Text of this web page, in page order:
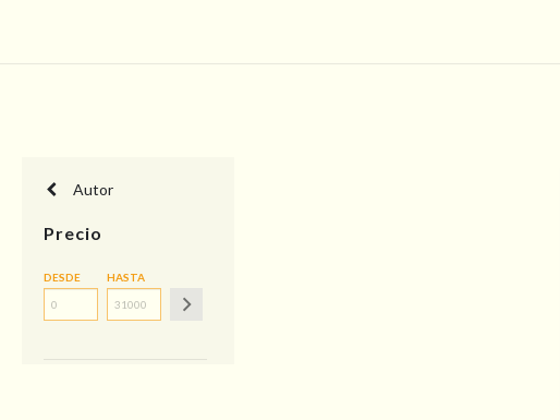
Autor
Precio
DESDE HASTA